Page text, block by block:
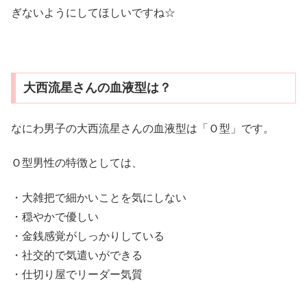
ぎないようにしてほしいですね☆
大西流星さんの血液型は？
なにわ男子の大西流星さんの血液型は「Ｏ型」です。
Ｏ型男性の特徴としては、
・大雑把で細かいことを気にしない
・穏やかで優しい
・金銭感覚がしっかりしている
・社交的で気遣いができる
・仕切り屋でリーダー気質